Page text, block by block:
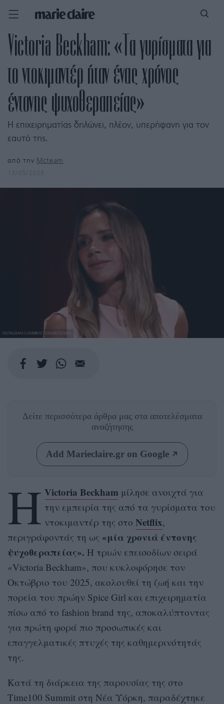
Victoria Beckham: «Τα γυρίσματα για
το ντοκιμαντέρ ήταν ένας χρόνος
έντονης ψυχοθεραπείας»
H επιχειρηματίας δηλώνει, πλέον, υπερήφανη για τον
εαυτό της.
από την Mcteam
INSTAGRAM.COM/@VICTORIABECKHAM
Δείτε περισσότερα άρθρα μας στα αποτελέσματα
αναζήτησης
Add Marieclaire.gr on Google
Η Victoria Beckham μίλησε ανοιχτά για
την εμπειρία της από τα γυρίσματα του
ντοκιμαντέρ της στο Netflix,
περιγράφοντάς τη ως «μία χρονιά έντονης
ψυχοθεραπείας». Η τριών επεισοδίων σειρά
«Victoria Beckham», που κυκλοφόρησε τον
Οκτώβριο του 2025, ακολουθεί τη ζωή και την
πορεία του πρώην Spice Girl και επιχειρηματία
πίσω από το fashion brand της, αποκαλύπτοντας
για πρώτη φορά πιο προσωπικές και
επαγγελματικές πτυχές της καθημερινότητάς
της.
Κατά τη διάρκεια της παρουσίας της στο
Time100 Summit στη Νέα Υόρκη, παραδέχτηκε